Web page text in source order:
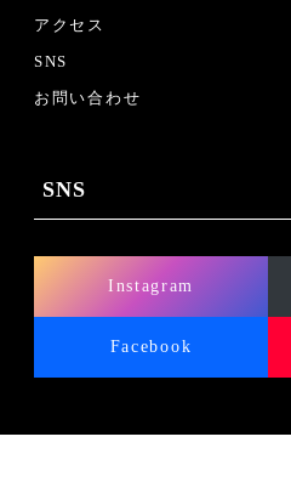
アクセス
SNS
お問い合わせ
SNS
Instagram
Facebook